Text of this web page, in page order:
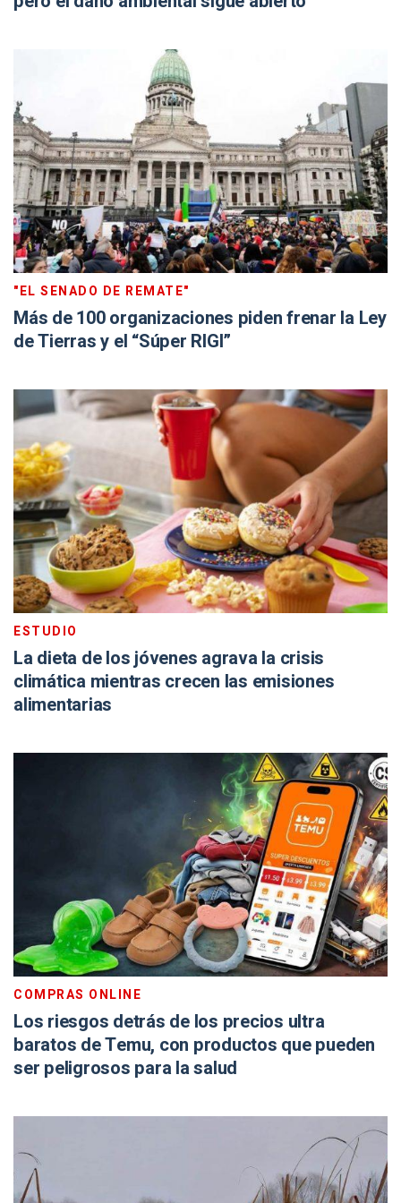
"EL SENADO DE REMATE"
Más de 100 organizaciones piden frenar la Ley
de Tierras y el “Súper RIGI”
ESTUDIO
La dieta de los jóvenes agrava la crisis
climática mientras crecen las emisiones
alimentarias
COMPRAS ONLINE
Los riesgos detrás de los precios ultra
baratos de Temu, con productos que pueden
ser peligrosos para la salud